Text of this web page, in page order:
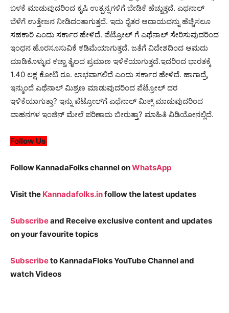
ಬಳಕೆ ಮಾಡುವುದರಿಂದ ಕೃಷಿ ಉತ್ಪನ್ನಗಳಿಗೆ ಬೇಡಿಕೆ ಹೆಚ್ಚುತ್ತದೆ. ಎಥನಾಲ್
ಬೆಳೆಗೆ ಉತ್ತೇಜನ ನೀಡಿದಂತಾಗುತ್ತದೆ. ಇದು ರೈತರ ಆದಾಯವನ್ನು ಹೆಚ್ಚಿಸಲೂ
ಸಹಕಾರಿ ಎಂದು ಸರ್ಕಾರ ಹೇಳಿದೆ. ಪೆಟ್ರೋಲ್‌ ಗೆ ಎಥೆನಾಲ್ ಸೇರಿಸುವುದರಿಂದ
ಇಂಧನ ಹೊರಸೂಸುವಿಕೆ ಕಡಿಮೆಯಾಗುತ್ತದೆ. ಜತೆಗೆ ವಿದೇಶದಿಂದ ಆಮದು
ಮಾಡಿಕೊಳ್ಳುವ ಕಚ್ಚಾ ತೈಲದ ಪ್ರಮಾಣ ಇಳಿಕೆಯಾಗುತ್ತದೆ.ಇದರಿಂದ ಭಾರತಕ್ಕೆ
1.40 ಲಕ್ಷ ಕೋಟಿ ರೂ. ಲಾಭವಾಗಲಿದೆ ಎಂದು ಸರ್ಕಾರ ಹೇಳಿದೆ. ಹಾಗಾದ್ರೆ,
ಇನ್ಮುಂದೆ ಎಥೆನಾಲ್ ಮಿಶ್ರಣ ಮಾಡುವುದರಿಂದ ಪೆಟ್ರೋಲ್​​ ದರ
ಇಳಿಕೆಯಾಗುತ್ತಾ? ಇನ್ನು ಪೆಟ್ರೋಲ್​​​​ಗೆ ಎಥೆನಾಲ್ ಮಿಕ್ಸ್ ಮಾಡುವುದರಿಂದ
ವಾಹನಗಳ ಇಂಜಿನ್ ಮೇಲೆ ಪರಿಣಾಮ ಬೀರುತ್ತಾ? ಮಾಹಿತಿ ವಿಡಿಯೋನಲ್ಲಿದೆ.
Follow Us
Follow KannadaFolks channel onWhatsApp
Visit the Kannadafolks.infollow the latest updates
Subscribeand Receive exclusive content and updates
on your favourite topics
Subscribeto KannadaFloks YouTube Channel and
watch Videos